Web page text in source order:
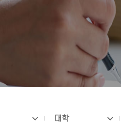
대학